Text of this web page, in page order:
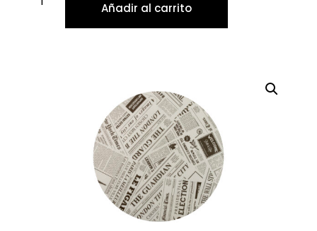
Añadir al carrito